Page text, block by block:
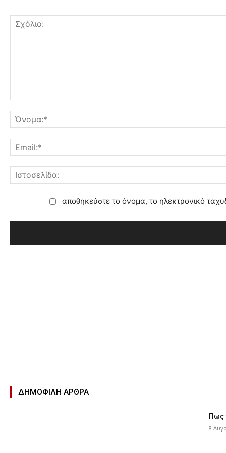
αποθηκεύστε το όνομα, το ηλεκτρονικό
ΔΗΜΟΦΙΛΉ ΑΡΘΡΑ
Πως
8